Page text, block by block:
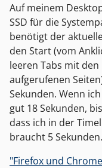
Auf meinem
SSD für die
benötigt der
den Start (vom
leeren Tabs mit
aufgerufenen
Sekunden. Wenn
gut 18 Sekunden,
dass ich in der
braucht 5 Sekunden.
"Firefox und